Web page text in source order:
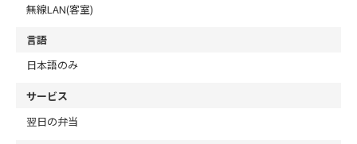
無線LAN(客室)
言語
日本語のみ
サービス
翌日の弁当